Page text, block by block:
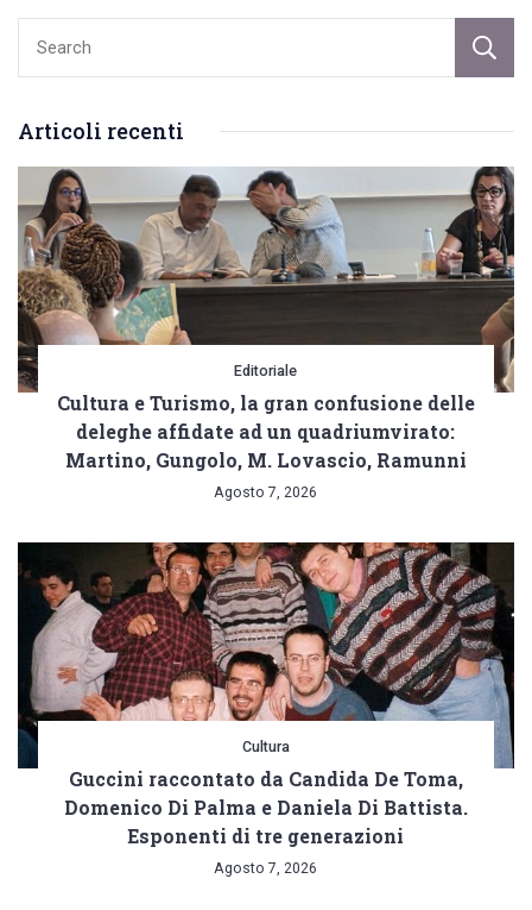
pedone
Articoli recenti
Editoriale
Cultura e Turismo, la gran confusione delle
deleghe affidate ad un quadriumvirato:
Martino, Gungolo, M. Lovascio, Ramunni
Agosto 7, 2026
Cultura
Guccini raccontato da Candida De Toma,
Domenico Di Palma e Daniela Di Battista.
Esponenti di tre generazioni
Agosto 7, 2026